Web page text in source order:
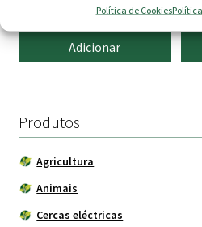
Política de Cookies
0.42€
Adicionar
Produtos
Agricultura
Animais
Cercas eléctricas